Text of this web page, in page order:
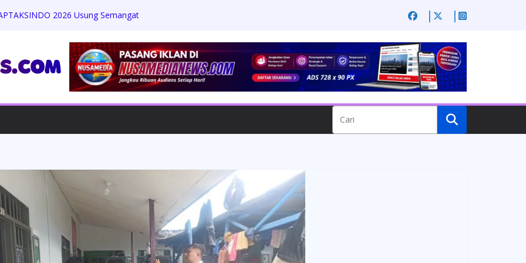
2026 Usung Semangat
Ancaman Korupsi
KPPBC Kediri, Optimis Heri
dan Tata Kelola Bersih
Zaviera Mahera Azzahra Putri
Keadilan: Warga Kampung
Penanganan Kasus Perusakan
Berdiam Diri